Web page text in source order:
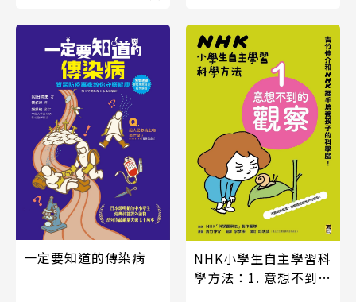
一定要知道的傳染病
NHK小學生自主學習科
學方法：1. 意想不到的